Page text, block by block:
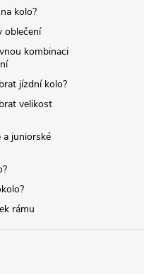
kolo?
oblečení
kombinaci
jízdní kolo?
velikost
a juniorské
rámu